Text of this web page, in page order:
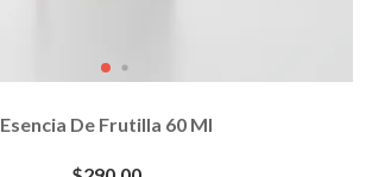
Esencia De Frutilla 60 Ml